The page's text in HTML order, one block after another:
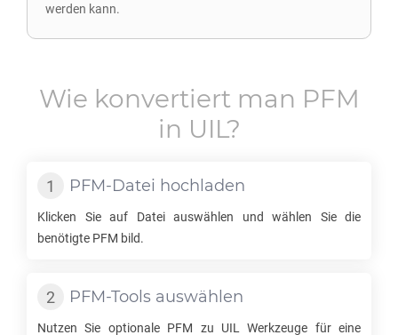
werden kann.
Wie konvertiert man PFM
in UIL?
PFM-Datei hochladen
Klicken Sie auf Datei auswählen und wählen Sie die
benötigte PFM bild.
PFM-Tools auswählen
Nutzen Sie optionale PFM zu UIL
Werkzeuge für eine